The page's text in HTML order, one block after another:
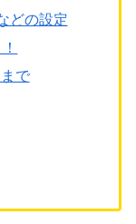
どの設定
で